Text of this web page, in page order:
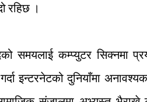
रहिछ ।
समयलाई कम्प्युटर सिक्नमा
इन्टरनेटको दुनियाँमा